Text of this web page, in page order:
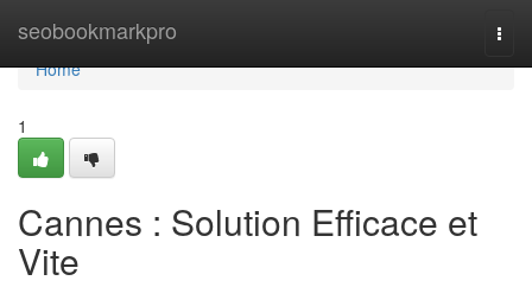
seobookmarkpro
Home
Home
1
Cannes : Solution Efficace et
Vite